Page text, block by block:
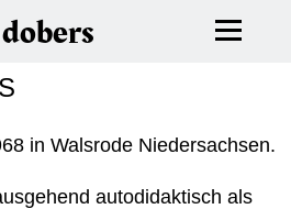
in Walsrode Niedersachsen.
autodidaktisch als